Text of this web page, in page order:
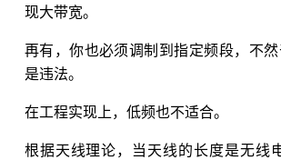
现大带宽。
再有，你也必须调制到指定频段，不
是违法。
在工程实现上，低频也不适合。
根据天线理论，当天线的长度是无线